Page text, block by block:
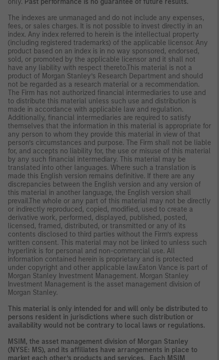
The indexes are unmanaged and do not include any expenses,
fees, or sales charges. It is not possible to invest directly in an
index. Any index referred to herein is the intellectual property
(including registered trademarks) of the applicable licensor. Any
product based on an index is in no way sponsored, endorsed,
sold, or promoted by the applicable licensor and it shall not
have any liability with respect thereto.This material is not a
product of Morgan Stanley’s Research Department and should
not be regarded as a research material or a recommendation.
The Firm has not authorized financial intermediaries to use and
to distribute this material unless such use and distribution is
made in accordance with applicable law and regulation.
Additionally, financial intermediaries are required to satisfy
themselves that the information in this material is appropriate for
any person to whom they provide this material in view of that
person’s circumstances and purpose. The Firm shall not be liable
for, and accepts no liability for, the use or misuse of this material
by any such financial intermediary. This material may be
translated into other languages. Where such a translation is
made this English version remains definitive. If there are any
discrepancies between the English version and any version of
this material in another language, the English version shall
prevail.The whole or any part of this material may not be directly
or indirectly reproduced, copied, modified, used to create a
derivative work, performed, displayed, published, posted,
licensed, framed, distributed, or transmitted or any of its
contents disclosed to third parties without the Firm’s express
written consent. This material may not be linked to unless such
hyperlink is for personal and non-commercial use. All
information contained herein is proprietary and is protected
under copyright and other applicable law.Eaton Vance is part of
Morgan Stanley Investment Management. Morgan Stanley
Investment Management is the asset management division of
Morgan Stanley.
This material is only intended for and will only be distributed to
persons resident in jurisdictions where such distribution or
availability would not be contrary to local laws or regulations.
MSIM, the asset management division of Morgan Stanley
(NYSE: MS), and its affiliates have arrangements in place to
market each other’s products and services. Each MSIM